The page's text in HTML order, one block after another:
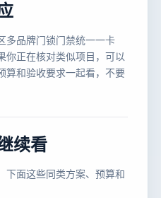
多品牌门锁门禁统一一卡
你正在核对类似项目，可以
算和验收要求一起看，不要
续看
下面这些同类方案、预算和